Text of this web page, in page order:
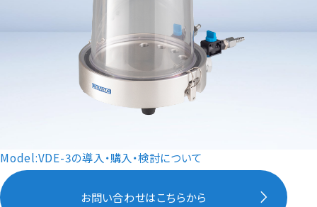
Model:VDE-3の導入・購入・検討について
お問い合わせはこちらから